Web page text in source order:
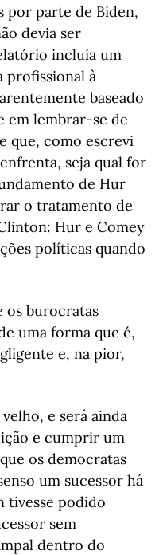
por parte de Biden,
devia ser
incluía um
profissional à
baseado
em lembrar-se de
que, como escrevi
seja qual for
de Hur
o tratamento de
Hur e Comey
políticas quando
os burocratas
uma forma que é,
e, na pior,
e será ainda
e cumprir um
os democratas
um sucessor há
tivesse podido
sem
dentro do